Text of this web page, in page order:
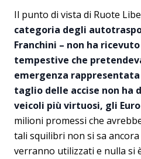
Il punto di vista di Ruote
categoria degli
Franchini – non ha
tempestive che
emergenza
taglio delle accise non
veicoli più virtuosi, gli Euro
milioni promessi che
tali squilibri non si sa
verranno utilizzati e nulla si